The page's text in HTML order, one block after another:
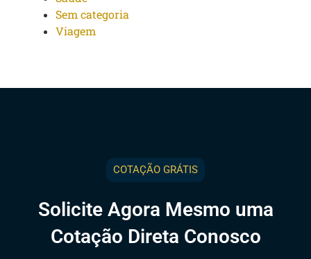
Sem categoria
Viagem
COTAÇÃO GRÁTIS
Solicite Agora Mesmo uma
Cotação Direta Conosco